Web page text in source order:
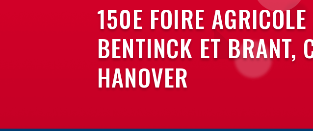
150E FOIRE
BENTINCK ET BRANT,
HANOVER